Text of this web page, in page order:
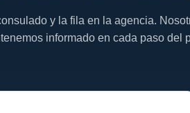
y la fila en la agencia.
informado en cada paso del